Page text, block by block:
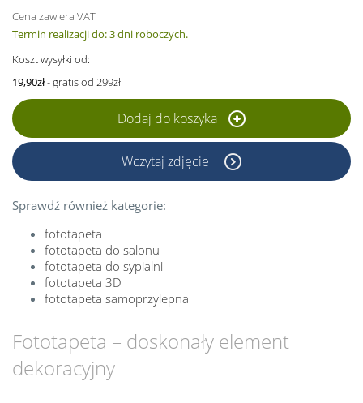
Cena zawiera VAT
Termin realizacji do: 3 dni roboczych.
Koszt wysyłki od:
19,90zł- gratis od 299zł
Dodaj do koszyka
Wczytaj zdjęcie
Sprawdź również kategorie:
fototapeta
fototapeta do salonu
fototapeta do sypialni
fototapeta 3D
fototapeta samoprzylepna
Fototapeta – doskonały element
dekoracyjny